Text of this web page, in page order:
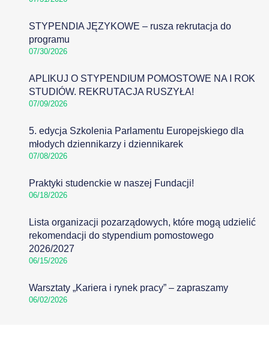
STYPENDIA JĘZYKOWE – rusza rekrutacja do
programu
07/30/2026
APLIKUJ O STYPENDIUM POMOSTOWE NA I ROK
STUDIÓW. REKRUTACJA RUSZYŁA!
07/09/2026
5. edycja Szkolenia Parlamentu Europejskiego dla
młodych dziennikarzy i dziennikarek
07/08/2026
Praktyki studenckie w naszej Fundacji!
06/18/2026
Lista organizacji pozarządowych, które mogą udzielić
rekomendacji do stypendium pomostowego
2026/2027
06/15/2026
Warsztaty „Kariera i rynek pracy” – zapraszamy
06/02/2026